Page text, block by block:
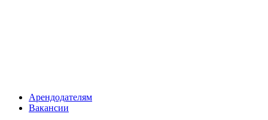
Арендодателям
Вакансии